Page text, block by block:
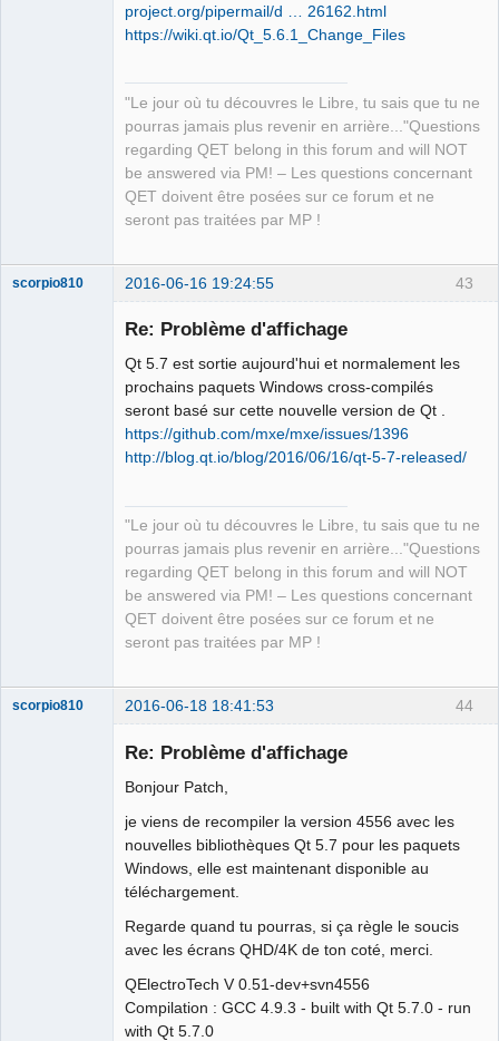
project.org/pipermail/d … 26162.html
https://wiki.qt.io/Qt_5.6.1_Change_Files
"Le jour où tu découvres le Libre, tu sais que tu ne
pourras jamais plus revenir en arrière..."Questions
regarding QET belong in this forum and will NOT
be answered via PM! – Les questions concernant
QET doivent être posées sur ce forum et ne
seront pas traitées par MP !
43
scorpio810 2016-06-16 19:24:55
Re: Problème d'affichage
Qt 5.7 est sortie aujourd'hui et normalement les
prochains paquets Windows cross-compilés
seront basé sur cette nouvelle version de Qt .
https://github.com/mxe/mxe/issues/1396
http://blog.qt.io/blog/2016/06/16/qt-5-7-released/
"Le jour où tu découvres le Libre, tu sais que tu ne
pourras jamais plus revenir en arrière..."Questions
regarding QET belong in this forum and will NOT
be answered via PM! – Les questions concernant
QET doivent être posées sur ce forum et ne
seront pas traitées par MP !
44
scorpio810 2016-06-18 18:41:53
Re: Problème d'affichage
Bonjour Patch,
je viens de recompiler la version 4556 avec les
nouvelles bibliothèques Qt 5.7 pour les paquets
Windows, elle est maintenant disponible au
téléchargement.
Regarde quand tu pourras, si ça règle le soucis
avec les écrans QHD/4K de ton coté, merci.
QElectroTech V 0.51-dev+svn4556
Compilation : GCC 4.9.3 - built with Qt 5.7.0 - run
with Qt 5.7.0